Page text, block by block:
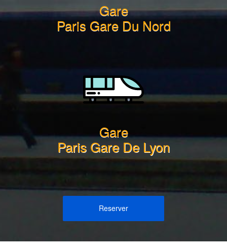
Gare
Paris Gare Du Nord
Gare
Paris Gare De Lyon
Reserver